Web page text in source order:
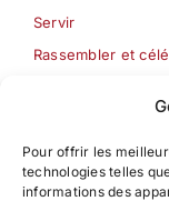
Pour offrir les
technologies telles
informations des
Servir
Rassembler et
Formation
Pédagogie